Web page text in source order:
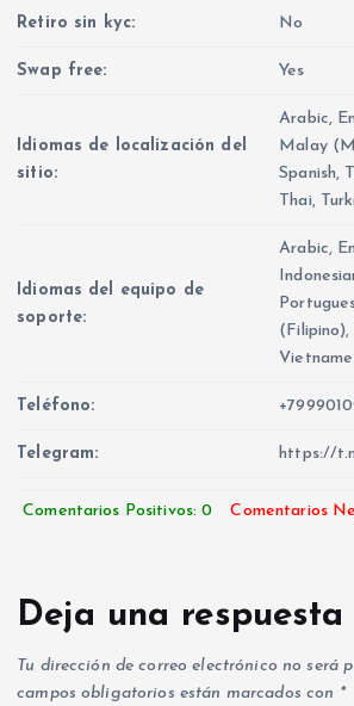
Retiro sin kyc: No
Swap free: Yes
Idiomas de localización del
sitio:
Arabic,
Malay
Spanish,
Thai,
Idiomas del equipo de
soporte:
Arabic,
(Filipino),
Teléfono:
Telegram: https://
Comentarios Positivos: 0 Comentarios
Deja una respuesta
Tu dirección de correo electrónico no será
campos obligatorios están marcados con *